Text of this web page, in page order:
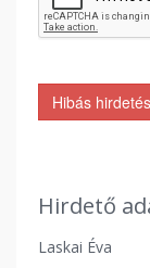
Hibás
Hirdető
Laskai Éva